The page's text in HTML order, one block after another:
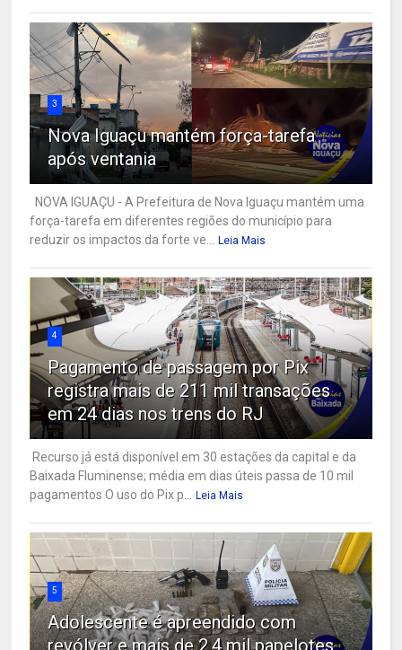
3
Nova Iguaçu mantém força-tarefa
após ventania
NOVA IGUAÇU - A Prefeitura de Nova Iguaçu mantém uma
força-tarefa em diferentes regiões do município para
reduzir os impactos da forte ve... Leia Mais
4
Pagamento de passagem por Pix
registra mais de 211 mil transações
em 24 dias nos trens do RJ
Recurso já está disponível em 30 estações da capital e da
Baixada Fluminense; média em dias úteis passa de 10 mil
pagamentos O uso do Pix p... Leia Mais
5
Adolescente é apreendido com